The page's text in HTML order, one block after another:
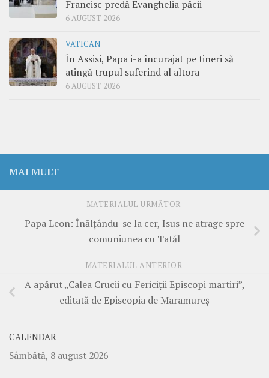
Francisc predă Evanghelia păcii
6 AUGUST 2026
VATICAN
În Assisi, Papa i-a încurajat pe tineri să
atingă trupul suferind al altora
6 AUGUST 2026
MAI MULT
MATERIALUL URMĂTOR
Papa Leon: Înălțându-se la cer, Isus ne atrage spre
comuniunea cu Tatăl
MATERIALUL ANTERIOR
A apărut „Calea Crucii cu Fericiții Episcopi martiri”,
editată de Episcopia de Maramureș
CALENDAR
Sâmbătă, 8 august 2026